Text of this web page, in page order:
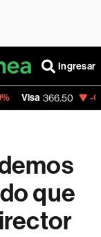
Ingresar
-0.55%
que